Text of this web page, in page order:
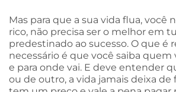
Mas para que a sua vida flua, você
rico, não precisa ser o melhor em
predestinado ao sucesso. O que é
necessário é que você saiba quem
e para onde vai. E deve entender
ou de outro, a vida jamais deixa de